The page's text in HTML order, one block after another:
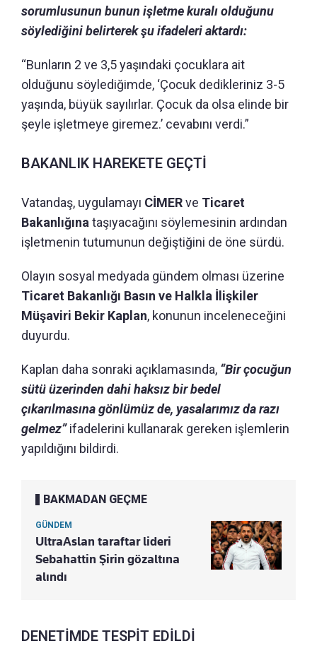
sorumlusunun bunun işletme kuralı olduğunu
söylediğini belirterek şu ifadeleri aktardı:
“Bunların 2 ve 3,5 yaşındaki çocuklara ait
olduğunu söylediğimde, ‘Çocuk dedikleriniz 3-5
yaşında, büyük sayılırlar. Çocuk da olsa elinde bir
şeyle işletmeye giremez.’ cevabını verdi.”
BAKANLIK HAREKETE GEÇTİ
Vatandaş, uygulamayı CİMERve Ticaret
Bakanlığına taşıyacağını söylemesinin ardından
işletmenin tutumunun değiştiğini de öne sürdü.
Olayın sosyal medyada gündem olması üzerine
Ticaret Bakanlığı Basın ve Halkla İlişkiler
Müşaviri Bekir Kaplan, konunun inceleneceğini
duyurdu.
Kaplan daha sonraki açıklamasında, “Bir çocuğun
sütü üzerinden dahi haksız bir bedel
çıkarılmasına gönlümüz de, yasalarımız da razı
gelmez”ifadelerini kullanarak gereken işlemlerin
yapıldığını bildirdi.
BAKMADAN GEÇME
GÜNDEM
UltraAslan taraftar lideri
Sebahattin Şirin gözaltına
alındı
DENETİMDE TESPİT EDİLDİ